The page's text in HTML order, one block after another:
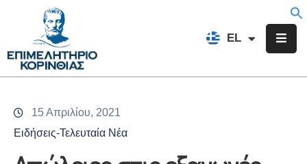
EL
FR
Επιμελητήριο
Υπηρεσίες
Προγράμματα
15 Απριλίου, 2021
Ειδήσεις-Τελευταία Νέα